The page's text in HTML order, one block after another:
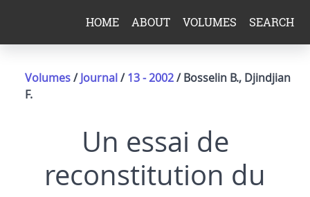
HOME ABOUT VOLUMES SEARCH
Volumes/Journal/13 - 2002/ Bosselin B., Djindjian
F.
Un essai de
reconstitution du